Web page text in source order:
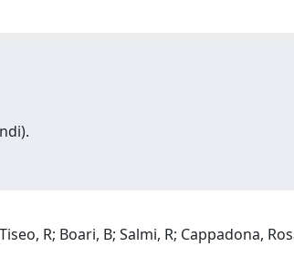
R; Boari, B; Salmi, R; Cappadona,